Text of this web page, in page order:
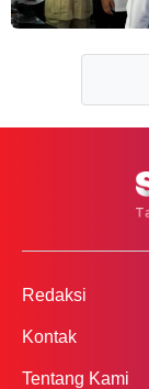
Redaksi
Kontak
Tentang Kami